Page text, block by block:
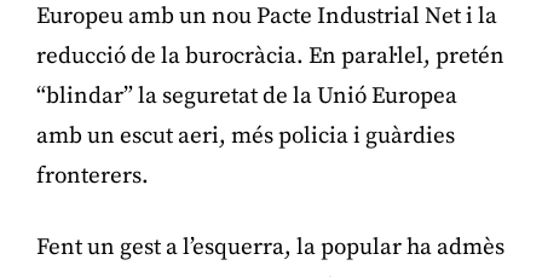
Europeu amb un nou Pacte Industrial Net i la
reducció de la burocràcia. En paral·lel, pretén
“blindar” la seguretat de la Unió Europea
amb un escut aeri, més policia i guàrdies
fronterers.
Fent un gest a l’esquerra, la popular ha admès